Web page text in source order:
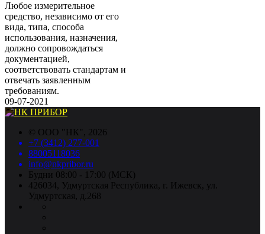
Любое измерительное
средство, независимо от его
вида, типа, способа
использования, назначения,
должно сопровождаться
документацией,
соответствовать стандартам и
отвечать заявленным
требованиям.
09-07-2021
© ООО "НК", 2026
+7 (3412) 277-001
88005118036
info@nkpribor.ru
Будни 08:00 - 17:00 (МСК)
426034, Удмуртская Республика, г. Ижевск, ул.
Удмуртская, д.268